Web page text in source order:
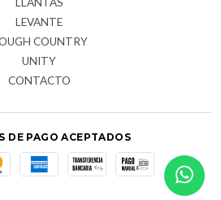
LEVANTE
COUNTRY
UNITY
CONTACTO
DE PAGO ACEPTADOS